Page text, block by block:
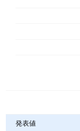
発表値